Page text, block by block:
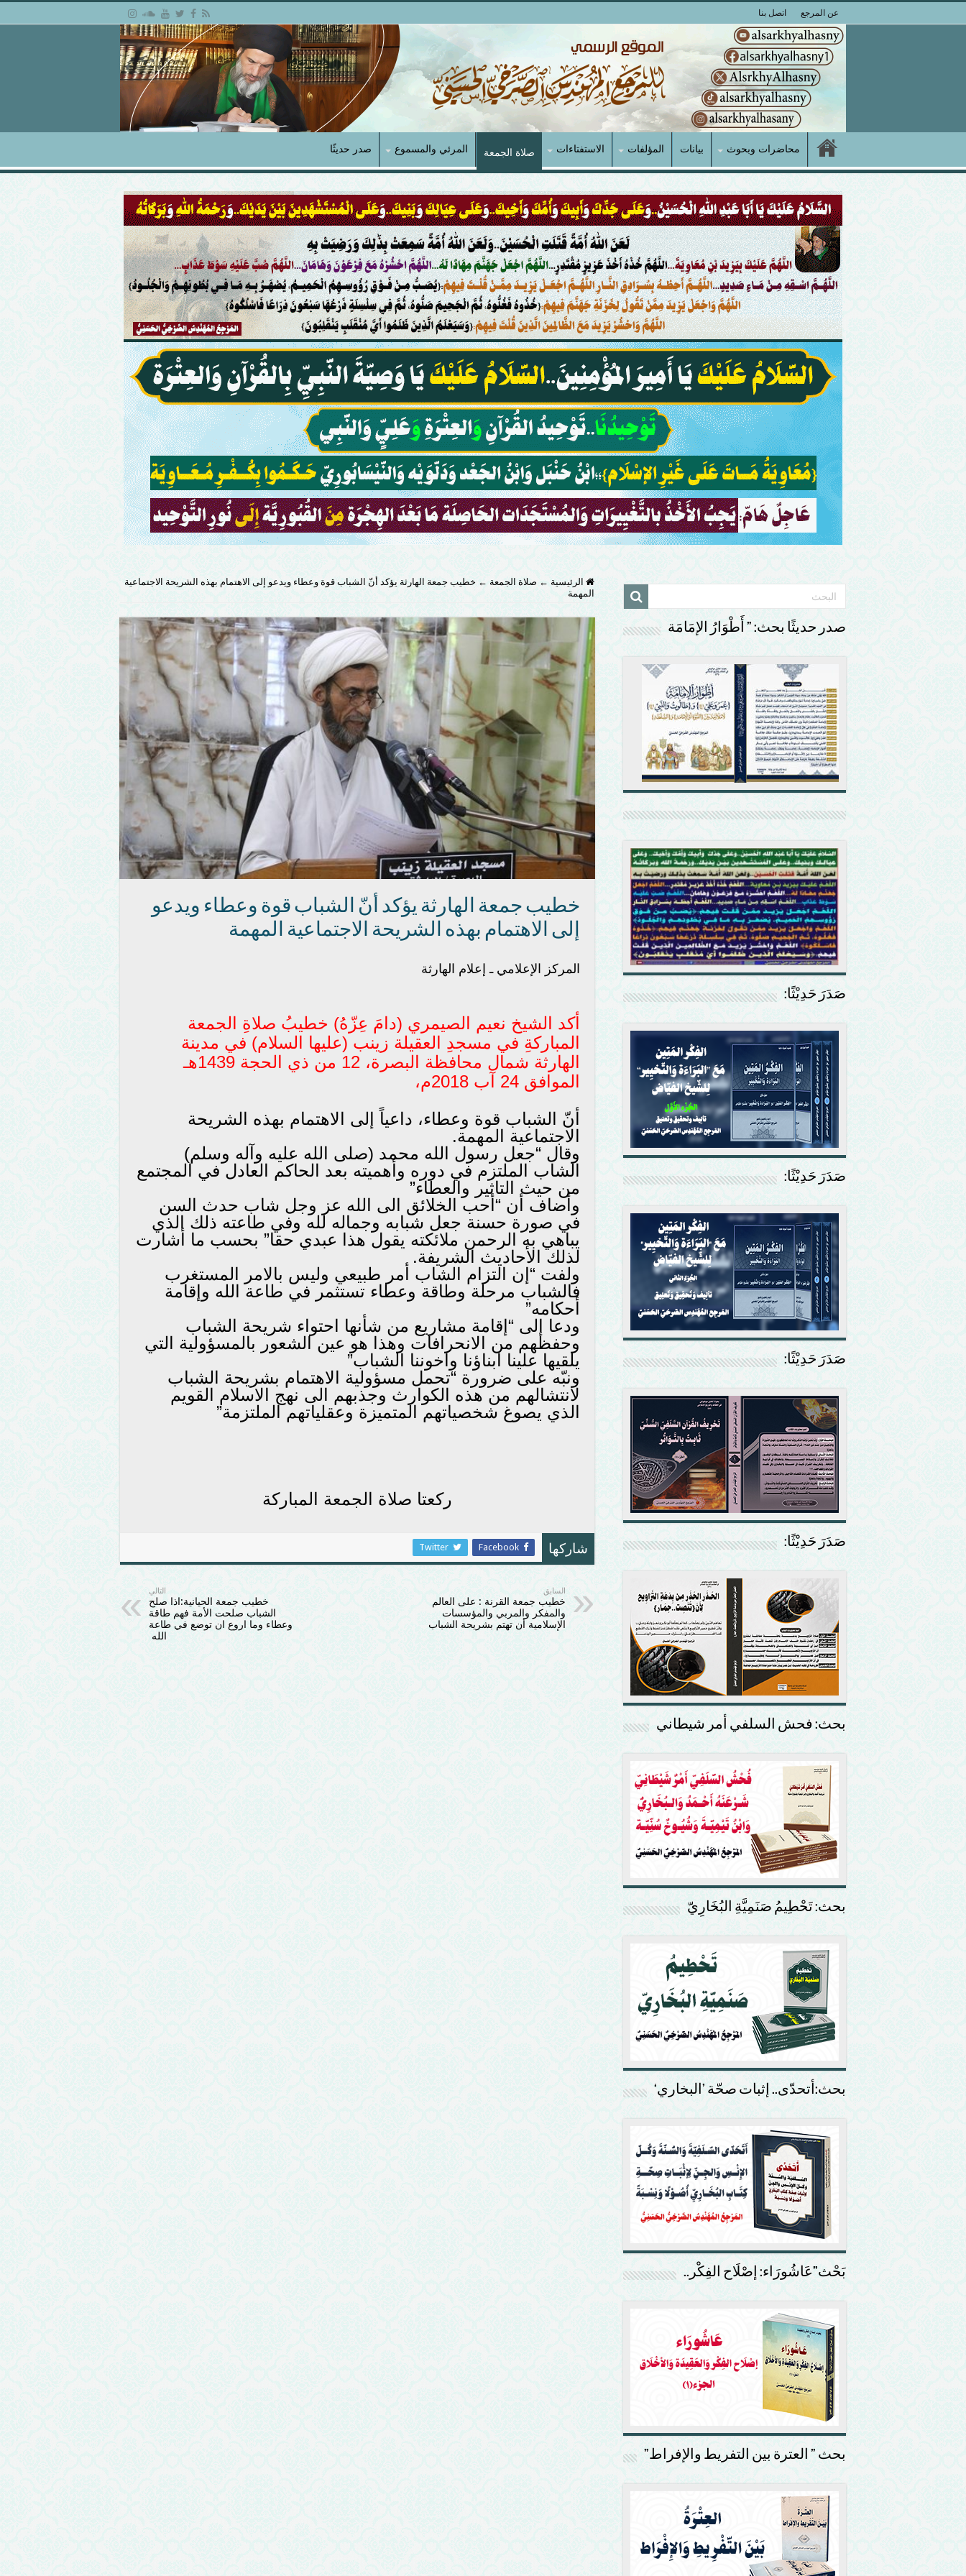
عن المرجع اتصل بنا
محاضرات وبحوث بيانات المؤلفات الاستفتاءات صلاة الجمعة المرئي والمسموع صدر حديثًا
الرئيسية ← صلاة الجمعة ← خطيب جمعة الهارثة يؤكد أنّ الشباب قوة وعطاء ويدعو إلى الاهتمام بهذه الشريحة الاجتماعية
المهمة
خطيب جمعة الهارثة يؤكد أنّ الشباب قوة وعطاء ويدعو
إلى الاهتمام بهذه الشريحة الاجتماعية المهمة
المركز الإعلامي ـ إعلام الهارثة
أكد الشيخ نعيم الصيمري (دامَ عِزّهُ) خطيبُ صلاةِ الجمعة
المباركةِ في مسجدِ العقيلة زينب (عليها السلام) في مدينة
الهارثة شمال محافظة البصرة، 12 من ذي الحجة 1439هـ
الموافق 24 آب 2018م،
أنّ الشباب قوة وعطاء، داعياً إلى الاهتمام بهذه الشريحة
الاجتماعية المهمة.
وقال “جعل رسول الله محمد (صلى الله عليه وآله وسلم)
الشاب الملتزم في دوره وأهميته بعد الحاكم العادل في المجتمع
من حيث التاثير والعطاء”
وأضاف أن “أحب الخلائق الى الله عز وجل شاب حدث السن
في صورة حسنة جعل شبابه وجماله لله وفي طاعته ذلك الذي
يباهي به الرحمن ملائكته يقول هذا عبدي حقا” بحسب ما أشارت
لذلك الأحاديث الشريفة.
ولفت “إن التزام الشاب أمر طبيعي وليس بالامر المستغرب
فالشباب مرحلة وطاقة وعطاء تستثمر في طاعة الله وإقامة
أحكامه”
ودعا إلى “إقامة مشاريع من شأنها احتواء شريحة الشباب
وحفظهم من الانحرافات وهذا هو عين الشعور بالمسؤولية التي
يلقيها علينا ابناؤنا واخوننا الشباب”
ونبّه على ضرورة “تحمل مسؤولية الاهتمام بشريحة الشباب
لانتشالهم من هذه الكوارث وجذبهم الى نهج الاسلام القويم
الذي يصوغ شخصياتهم المتميزة وعقلياتهم الملتزمة”
ركعتا صلاة الجمعة المباركة
شاركها Facebook
Twitter
السابق
خطيب جمعة القرنة : على العالم
والمفكر والمربي والمؤسسات
الإسلامية أن تهتم بشريحة الشباب
التالي
خطيب جمعة الحيانية:اذا صلح
الشباب صلحت الأمة فهم طاقة
وعطاء وما اروع ان توضع في طاعة
الله
صدر حديثًا بحث: ” أَطْوَارُ الإمَامَة
صَدَرَ حَدِيْثًا:
صَدَرَ حَدِيْثًا:
صَدَرَ حَدِيْثًا:
صَدَرَ حَدِيْثًا:
بحث: فحش السلفي أمر شيطاني
بحث: تَحْطِيمُ صَنَمِيَّةِ البُخَارِيّ
بحث:أتحدّى.. إثبات صحّة ’البخاري‘
بَحْث”عَاشُورَاء: إصْلَاح الفِكْر..
بحث ” العترة بين التفريط والإفراط”